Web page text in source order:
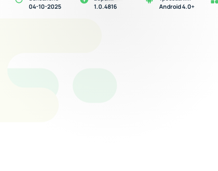
04-10-2025 1.0.4816 Android 4.0+